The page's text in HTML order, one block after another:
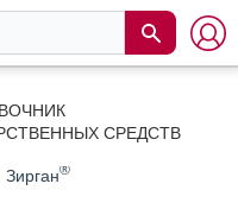
СРЕДСТВ
Зирган®